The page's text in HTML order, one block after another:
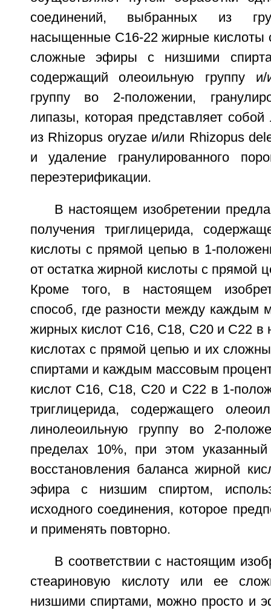
соединений, выбранных из
насыщенные С16-22 жирные кислоты
сложные эфиры с низшими
содержащий олеоильную группу и/
группу во 2-положении,
липазы, которая представляет
из Rhizopus oryzae и/или Rhizopus
и удаление гранулированного
переэтерификации.
В настоящем изобретении
получения триглицерида,
кислоты с прямой цепью в 1-
от остатка жирной кислоты с прямой
Кроме того, в настоящем
способ, где разности между каждым
жирных кислот С16, С18, С20 и С22
кислотах с прямой цепью и их
спиртами и каждым массовым
кислот С16, С18, С20 и С22 в 1-
триглицерида, содержащего
линолеоильную группу во 2-
пределах 10%, при этом
восстановления баланса жирной
эфира с низшим спиртом,
исходного соединения, которое
и применять повторно.
В соответствии с настоящим
стеариновую кислоту или ее
низшими спиртами, можно просто и